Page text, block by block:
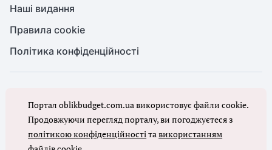
Наші видання
Правила cookie
Політика конфіденційності
Повне або часткове копіювання будь-яких матеріалів порталу,
цитування, публікація їх анотованих оглядів допускаються лише з
письмового дозволу редакції порталу
Портал oblikbudget.com.ua використовує файли cookie.
Продовжуючи перегляд порталу, ви погоджуєтеся з
політикою конфіденційностітавикористанням